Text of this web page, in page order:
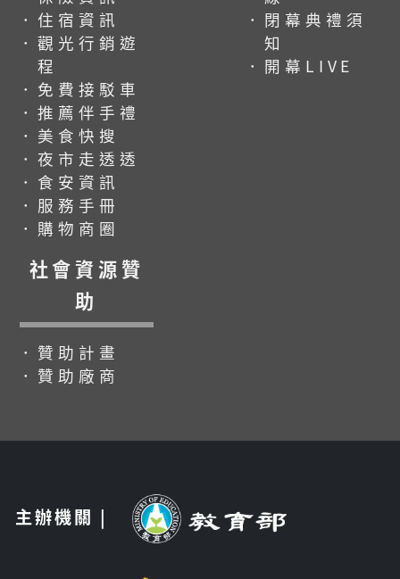
．住宿資訊
．觀光行銷遊
程
．免費接駁車
．推薦伴手禮
．美食快搜
．夜市走透透
．食安資訊
．服務手冊
．購物商圈
．閉幕典禮須
知
．開幕LIVE
社會資源贊
助
．贊助計畫
．贊助廠商
主辦機關 |